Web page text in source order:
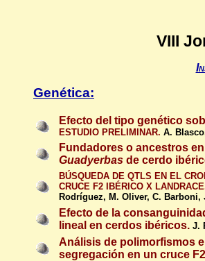
VIII
Genética:
Efecto del tipo genético
ESTUDIO PRELIMINAR. A.
Fundadores o ancestros
Guadyerbas de cerdo
BÚSQUEDA DE QTLS EN EL
CRUCE F2 IBÉRICO X
Rodríguez, M. Oliver, C. Barboni,
Efecto de la
lineal en cerdos ibéricos. J.
Análisis de polimorfismos
segregación en un cruce